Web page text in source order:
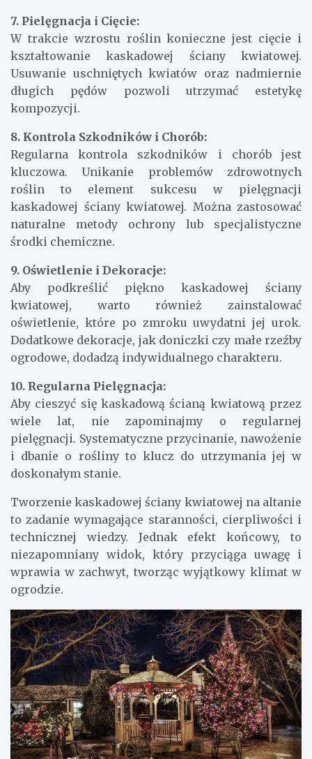
7. Pielęgnacja i Cięcie:
W trakcie wzrostu roślin konieczne jest cięcie i
kształtowanie kaskadowej ściany kwiatowej.
Usuwanie uschniętych kwiatów oraz nadmiernie
długich pędów pozwoli utrzymać estetykę
kompozycji.
8. Kontrola Szkodników i Chorób:
Regularna kontrola szkodników i chorób jest
kluczowa. Unikanie problemów zdrowotnych
roślin to element sukcesu w pielęgnacji
kaskadowej ściany kwiatowej. Można zastosować
naturalne metody ochrony lub specjalistyczne
środki chemiczne.
9. Oświetlenie i Dekoracje:
Aby podkreślić piękno kaskadowej ściany
kwiatowej, warto również zainstalować
oświetlenie, które po zmroku uwydatni jej urok.
Dodatkowe dekoracje, jak doniczki czy małe rzeźby
ogrodowe, dodadzą indywidualnego charakteru.
10. Regularna Pielęgnacja:
Aby cieszyć się kaskadową ścianą kwiatową przez
wiele lat, nie zapominajmy o regularnej
pielęgnacji. Systematyczne przycinanie, nawożenie
i dbanie o rośliny to klucz do utrzymania jej w
doskonałym stanie.
Tworzenie kaskadowej ściany kwiatowej na altanie
to zadanie wymagające staranności, cierpliwości i
technicznej wiedzy. Jednak efekt końcowy, to
niezapomniany widok, który przyciąga uwagę i
wprawia w zachwyt, tworząc wyjątkowy klimat w
ogrodzie.